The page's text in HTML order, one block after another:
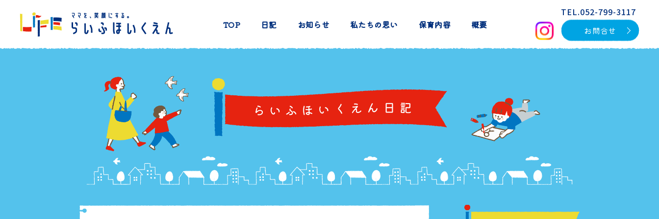
TOP 日記 お知らせ 私たちの思い 保育内容 概要
TEL.052-799-3117
お問合せ